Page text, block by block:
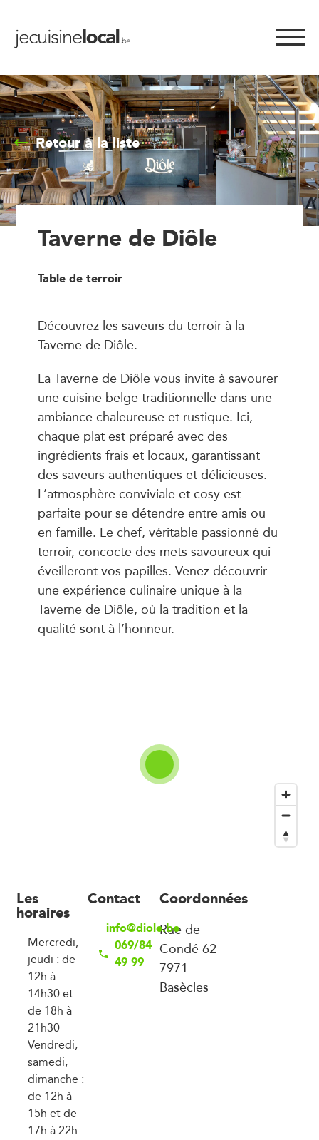
Retour à la liste
Taverne de Diôle
Table de terroir
Découvrez les saveurs du terroir à la
Taverne de Diôle.
La Taverne de Diôle vous invite à savourer
une cuisine belge traditionnelle dans une
ambiance chaleureuse et rustique. Ici,
chaque plat est préparé avec des
ingrédients frais et locaux, garantissant
des saveurs authentiques et délicieuses.
L’atmosphère conviviale et cosy est
parfaite pour se détendre entre amis ou
en famille. Le chef, véritable passionné du
terroir, concocte des mets savoureux qui
éveilleront vos papilles. Venez découvrir
une expérience culinaire unique à la
Taverne de Diôle, où la tradition et la
qualité sont à l’honneur.
Les
horaires
Mercredi,
jeudi : de
12h à
14h30 et
de 18h à
21h30
Vendredi,
samedi,
dimanche :
de 12h à
15h et de
17h à 22h
Contact
info@diole.be
069/84
49 99
Coordonnées
Rue de
Condé 62
7971
Basècles